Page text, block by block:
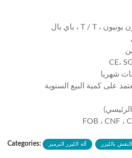
Categories: آلة الليزر الترميز بالليزر